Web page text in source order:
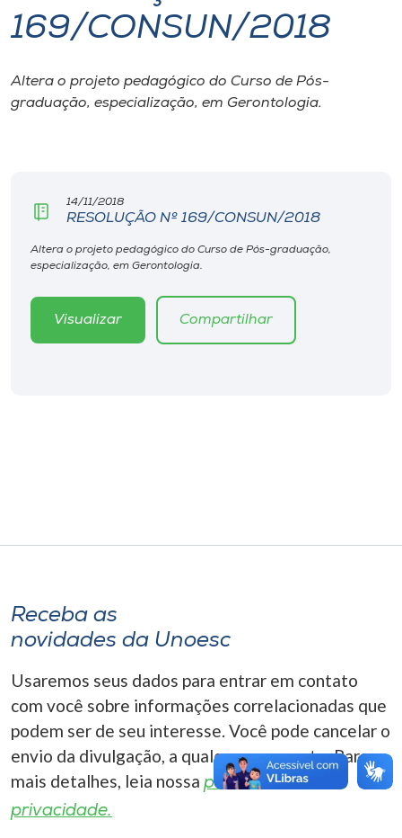
I.nova
Diplomados
CPA
Biblioteca
Editora
A-
169/CONSUN/2018
Altera o projeto pedagógico do Curso de Pós-
graduação, especialização, em Gerontologia.
14/11/2018
RESOLUÇÃO Nº 169/CONSUN/2018
Altera o projeto pedagógico do Curso de Pós-graduação,
especialização, em Gerontologia.
Visualizar Compartilhar
Receba as
novidades da Unoesc
Usaremos seus dados para entrar em contato
com você sobre informações correlacionadas que
podem ser de seu interesse. Você pode cancelar o
envio da divulgação, a qualquer momento. Para
mais detalhes, leia nossa política de
privacidade.